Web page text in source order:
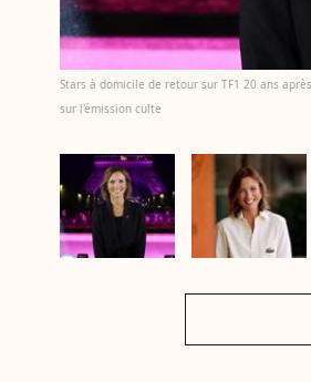
Stars à domicile de retour sur TF1 20 ans
sur l'émission culte